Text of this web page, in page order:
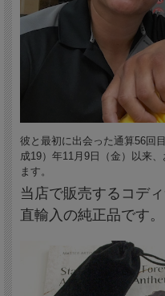
彼と最初に出会った通算56回
成19）年11月9日（金）以来
ます。
当店で販売するコデ
直輸入の純正品です。